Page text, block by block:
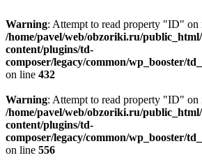
Warning: Attempt to read property "ID" on
/home/pavel/web/obzoriki.ru/
content/plugins/td-
composer/legacy/common/wp_booster/
on line 432
Warning: Attempt to read property "ID" on
/home/pavel/web/obzoriki.ru/
content/plugins/td-
composer/legacy/common/wp_booster/
on line 556